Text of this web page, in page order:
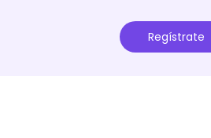
Regístrate